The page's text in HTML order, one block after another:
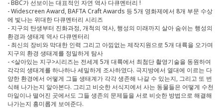
- BBC가 선보이는 대표적인 자연 역사 다큐멘터리 !
- Widescreen Award, BAFTA Craft Awards 등 5개 영화제에서 8개 부문 수상
에 빛나는 위대한 다큐멘터리 시리즈
- 지구의 탄생부터 진화과정, 개척의 역사, 행성의 미래까지 살아 숨쉬는 행성의
환경과 생태계 역사 다큐멘터리
- 최신의 장비와 막대한 인력 그리고 아낌없는 제작지원으로 5개 대륙을 오가며
지구의 환경 생태계를 정밀하게 탐사
- <살아있는 지구>시리즈는 전세계 5개 대륙에서 최첨단 촬영기술을 동원하여
각각의 생태계를 하나하나 세밀하게 조사하였다. 극지방에서 열대에 이르는 다
양한 환경에서 어떻게 그들 생태계가 각각 생존해 나갈 수 있는지, 그리고 또 번
식해 나가는지 알아본다. 그리고 비슷한 서식지에서 사는 동물들은 어떻게 수천
마일이나 떨어진 곳에서도 그들 생존의 문제들을 서로 비슷한 방법으로 해결해
나가는지 흥미롭게 보여준다.